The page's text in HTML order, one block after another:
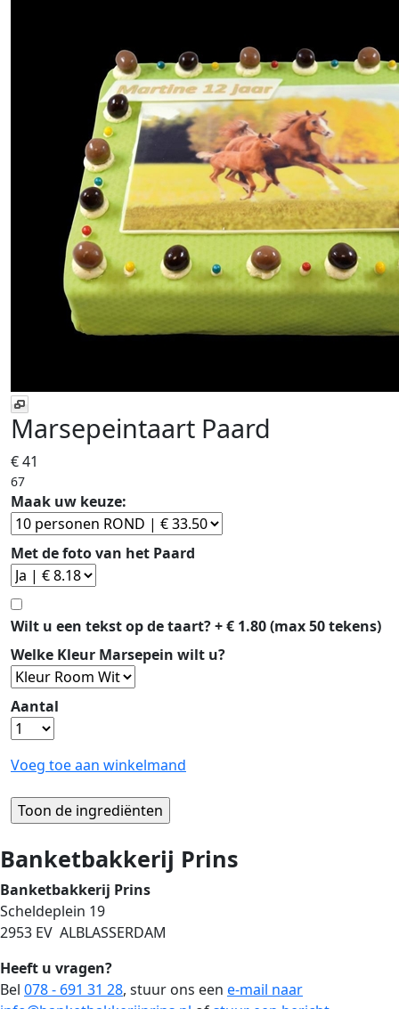
Marsepeintaart Paard
€ 41
67
Maak uw keuze:
Met de foto van het Paard
Wilt u een tekst op de taart? + € 1.80 (max 50 tekens)
Welke Kleur Marsepein wilt u?
Aantal
Voeg toe aan winkelmand
Banketbakkerij Prins
Banketbakkerij Prins
Scheldeplein 19
2953 EV ALBLASSERDAM
Heeft u vragen?
Bel 078 - 691 31 28, stuur ons een e-mail naar